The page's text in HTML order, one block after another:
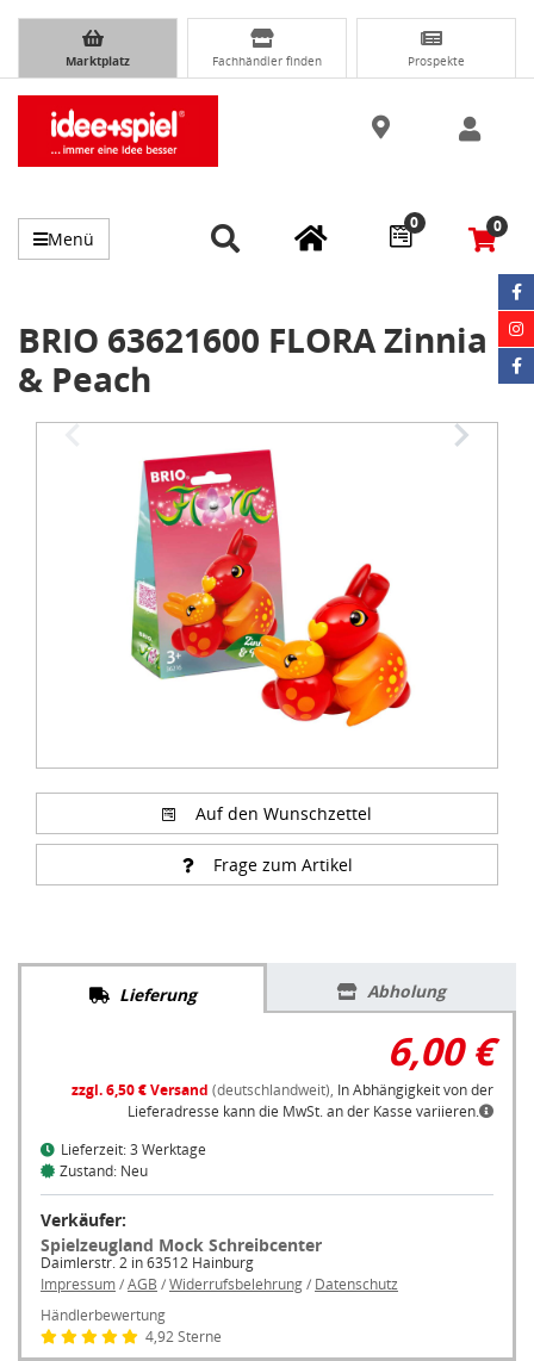
Marktplatz Fachhändler finden Prospekte
Menü
0 0
BRIO 63621600 FLORA Zinnia
& Peach
Auf den Wunschzettel
Frage zum Artikel
Lieferung Abholung
6,00 €
zzgl. 6,50 € Versand (deutschlandweit), In Abhängigkeit von der
Lieferadresse kann die MwSt. an der Kasse variieren.
Lieferzeit: 3 Werktage
Zustand: Neu
Verkäufer:
Spielzeugland Mock Schreibcenter
Daimlerstr. 2 in 63512 Hainburg
Impressum/AGB /Widerrufsbelehrung/ Datenschutz
Händlerbewertung
4,92 Sterne